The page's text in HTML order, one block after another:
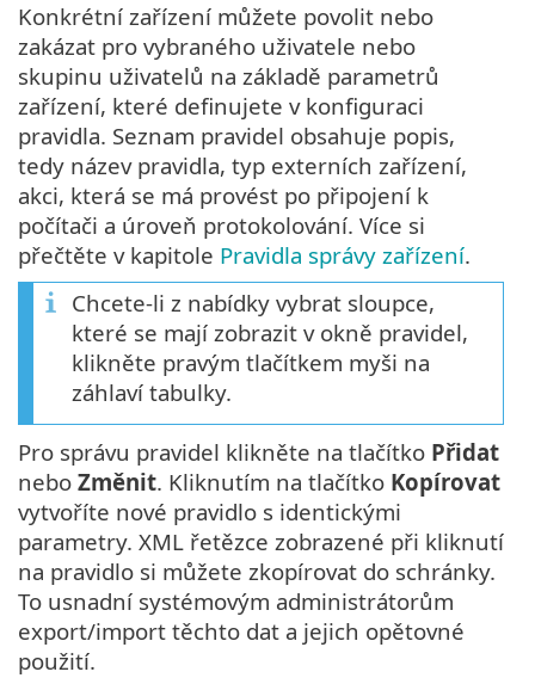
Konkrétní zařízení můžete povolit nebo
zakázat pro vybraného uživatele nebo
skupinu uživatelů na základě parametrů
zařízení, které definujete v konfiguraci
pravidla. Seznam pravidel obsahuje popis,
tedy název pravidla, typ externích zařízení,
akci, která se má provést po připojení k
počítači a úroveň protokolování. Více si
přečtěte v kapitole Pravidla správy zařízení.
Chcete-li z nabídky vybrat sloupce,
které se mají zobrazit v okně pravidel,
klikněte pravým tlačítkem myši na
záhlaví tabulky.
Pro správu pravidel klikněte na tlačítko Přidat
nebo Změnit. Kliknutím na tlačítko Kopírovat
vytvoříte nové pravidlo s identickými
parametry. XML řetězce zobrazené při kliknutí
na pravidlo si můžete zkopírovat do schránky.
To usnadní systémovým administrátorům
export/import těchto dat a jejich opětovné
použití.